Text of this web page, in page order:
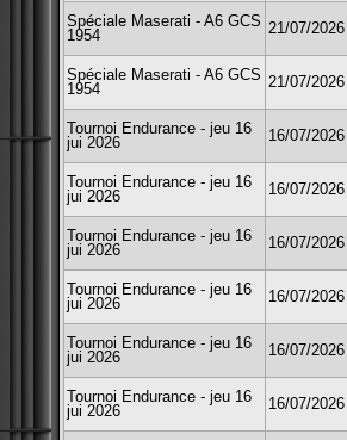
Spéciale Maserati - A6 GCS
1954
21/07/2026
Spéciale Maserati - A6 GCS
1954
21/07/2026
Tournoi Endurance - jeu 16
jui 2026
16/07/2026
Tournoi Endurance - jeu 16
jui 2026
16/07/2026
Tournoi Endurance - jeu 16
jui 2026
16/07/2026
Tournoi Endurance - jeu 16
jui 2026
16/07/2026
Tournoi Endurance - jeu 16
jui 2026
16/07/2026
Tournoi Endurance - jeu 16
jui 2026
16/07/2026